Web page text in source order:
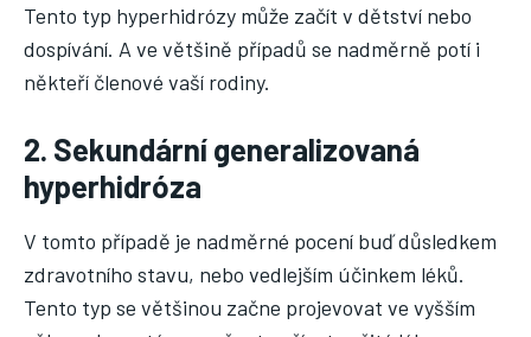
Tento typ hyperhidrózy může začít v dětství nebo
dospívání. A ve většině případů se nadměrně potí i
někteří členové vaší rodiny.
2. Sekundární generalizovaná
hyperhidróza
V tomto případě je nadměrné pocení buď důsledkem
zdravotního stavu, nebo vedlejším účinkem léků.
Tento typ se většinou začne projevovat ve vyšším